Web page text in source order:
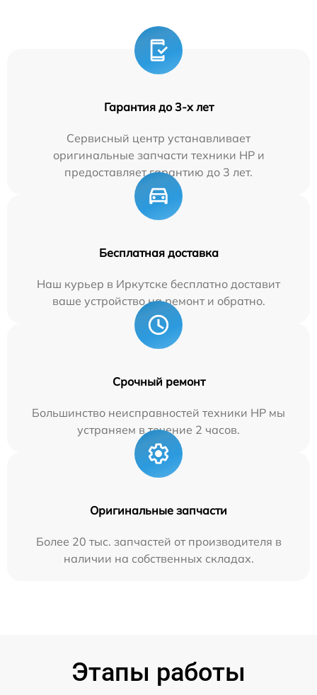
Гарантия до 3-х лет
Сервисный центр устанавливает
оригинальные запчасти техники HP и
предоставляет гарантию до 3 лет.
Бесплатная доставка
Наш курьер в Иркутске бесплатно доставит
ваше устройство на ремонт и обратно.
Срочный ремонт
Большинство неисправностей техники HP мы
устраняем в течение 2 часов.
Оригинальные запчасти
Более 20 тыс. запчастей от производителя в
наличии на собственных складах.
Этапы работы